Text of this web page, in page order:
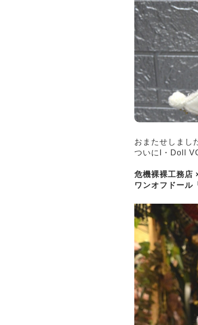
おまたせしまし
ついにI・Doll
危機裸裸工務店
ワンオフドール